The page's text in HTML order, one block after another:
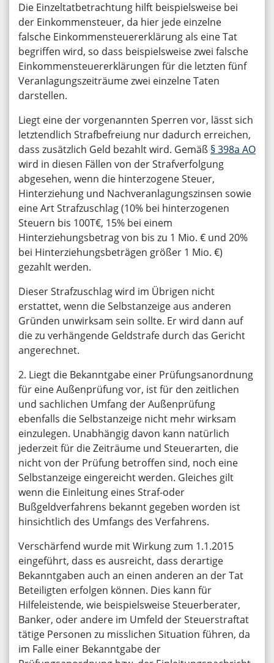
Die Einzeltatbetrachtung hilft beispielsweise bei
der Einkommensteuer, da hier jede einzelne
falsche Einkommensteuererklärung als eine Tat
begriffen wird, so dass beispielsweise zwei falsche
Einkommensteuererklärungen für die letzten fünf
Veranlagungszeiträume zwei einzelne Taten
darstellen.
Liegt eine der vorgenannten Sperren vor, lässt sich
letztendlich Strafbefreiung nur dadurch erreichen,
dass zusätzlich Geld bezahlt wird. Gemäß § 398a AO
wird in diesen Fällen von der Strafverfolgung
abgesehen, wenn die hinterzogene Steuer,
Hinterziehung und Nachveranlagungszinsen sowie
eine Art Strafzuschlag (10% bei hinterzogenen
Steuern bis 100T€, 15% bei einem
Hinterziehungsbetrag von bis zu 1 Mio. € und 20%
bei Hinterziehungsbeträgen größer 1 Mio. €)
gezahlt werden.
Dieser Strafzuschlag wird im Übrigen nicht
erstattet, wenn die Selbstanzeige aus anderen
Gründen unwirksam sein sollte. Er wird dann auf
die zu verhängende Geldstrafe durch das Gericht
angerechnet.
2. Liegt die Bekanntgabe einer Prüfungsanordnung
für eine Außenprüfung vor, ist für den zeitlichen
und sachlichen Umfang der Außenprüfung
ebenfalls die Selbstanzeige nicht mehr wirksam
einzulegen. Unabhängig davon kann natürlich
jederzeit für die Zeiträume und Steuerarten, die
nicht von der Prüfung betroffen sind, noch eine
Selbstanzeige eingereicht werden. Gleiches gilt
wenn die Einleitung eines Straf-oder
Bußgeldverfahrens bekannt gegeben worden ist
hinsichtlich des Umfangs des Verfahrens.
Verschärfend wurde mit Wirkung zum 1.1.2015
eingeführt, dass es ausreicht, dass derartige
Bekanntgaben auch an einen anderen an der Tat
Beteiligten erfolgen können. Dies kann für
Hilfeleistende, wie beispielsweise Steuerberater,
Banker, oder andere im Umfeld der Steuerstraftat
tätige Personen zu misslichen Situation führen, da
im Falle einer Bekanntgabe der